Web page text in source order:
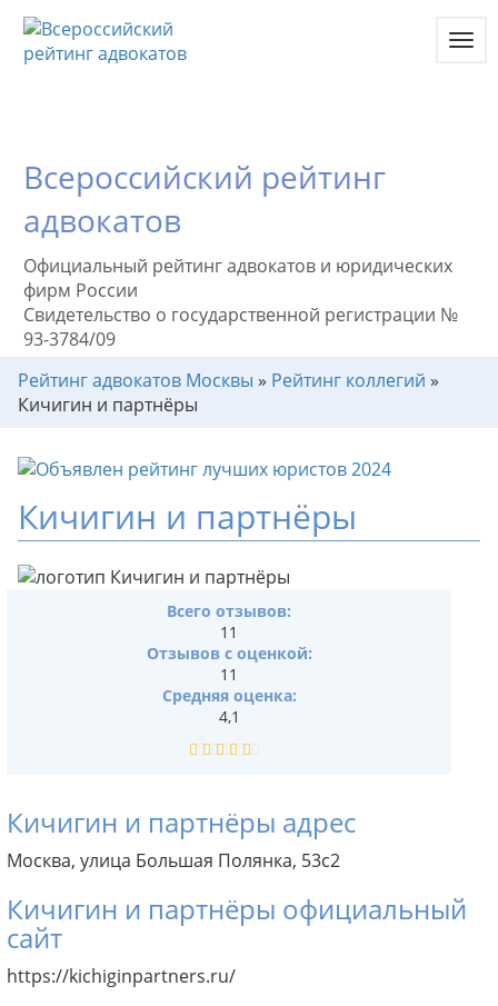
Всероссийский рейтинг
адвокатов
Официальный рейтинг адвокатов и юридических
фирм России
Свидетельство о государственной регистрации №
93-3784/09
Рейтинг адвокатов Москвы » Рейтинг коллегий »
Кичигин и партнёры
Кичигин и партнёры
Кичигин и партнёры адрес
Москва, улица Большая Полянка, 53с2
Кичигин и партнёры официальный
сайт
https://kichiginpartners.ru/
Всего отзывов:
11
Отзывов с оценкой:
11
Средняя оценка:
4,1